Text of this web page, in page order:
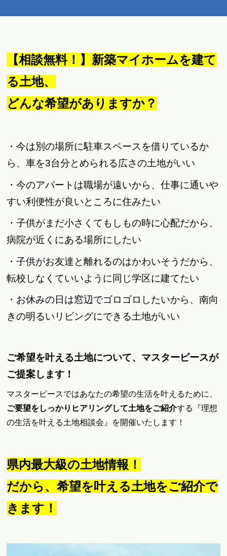
【相談無料！】新築マイホームを建て
る土地、
どんな希望がありますか？
・今は別の場所に駐車スペースを借りているか
ら、車を3台分とめられる広さの土地がいい
・今のアパートは職場が遠いから、仕事に通いや
すい利便性が良いところに住みたい
・子供がまだ小さくてもしもの時に心配だから、
病院が近くにある場所にしたい
・子供がお友達と離れるのはかわいそうだから、
転校しなくていいように同じ学区に建てたい
・お休みの日は窓辺でゴロゴロしたいから、南向
きの明るいリビングにできる土地がいい
ご希望を叶える土地について、マスターピースが
ご提案します！
マスターピースではあなたの希望の生活を叶えるために、
ご要望をしっかりヒアリングして土地をご紹介する『理想
の生活を叶える土地相談会』を開催いたします！
県内最大級の土地情報！
だから、希望を叶える土地をご紹介で
きます！